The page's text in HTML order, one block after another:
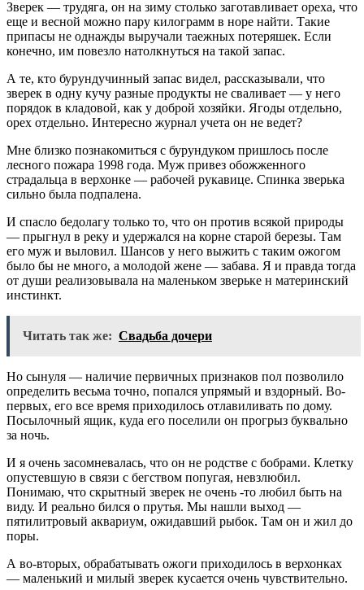
Зверек — трудяга, он на зиму столько заготавливает ореха, что
еще и весной можно пару килограмм в норе найти. Такие
припасы не однажды выручали таежных потеряшек. Если
конечно, им повезло натолкнуться на такой запас.
А те, кто бурундучинный запас видел, рассказывали, что
зверек в одну кучу разные продукты не сваливает — у него
порядок в кладовой, как у доброй хозяйки. Ягоды отдельно,
орех отдельно. Интересно журнал учета он не ведет?
Мне близко познакомиться с бурундуком пришлось после
лесного пожара 1998 года. Муж привез обожженного
страдальца в верхонке — рабочей рукавице. Спинка зверька
сильно была подпалена.
И спасло бедолагу только то, что он против всякой природы
— прыгнул в реку и удержался на корне старой березы. Там
его муж и выловил. Шансов у него выжить с таким ожогом
было бы не много, а молодой жене — забава. Я и правда тогда
от души реализовывала на маленьком зверьке н материнский
инстинкт.
Читать так же: Свадьба дочери
Но сынуля — наличие первичных признаков пол позволило
определить весьма точно, попался упрямый и вздорный. Во-
первых, его все время приходилось отлавиливать по дому.
Посылочный ящик, куда его поселили он прогрыз буквально
за ночь.
И я очень засомневалась, что он не родстве с бобрами. Клетку
опустевшую в связи с бегством попугая, невзлюбил.
Понимаю, что скрытный зверек не очень -то любил быть на
виду. И реально бился о прутья. Мы нашли выход —
пятилитровый аквариум, ожидавший рыбок. Там он и жил до
поры.
А во-вторых, обрабатывать ожоги приходилось в верхонках
— маленький и милый зверек кусается очень чувствительно.